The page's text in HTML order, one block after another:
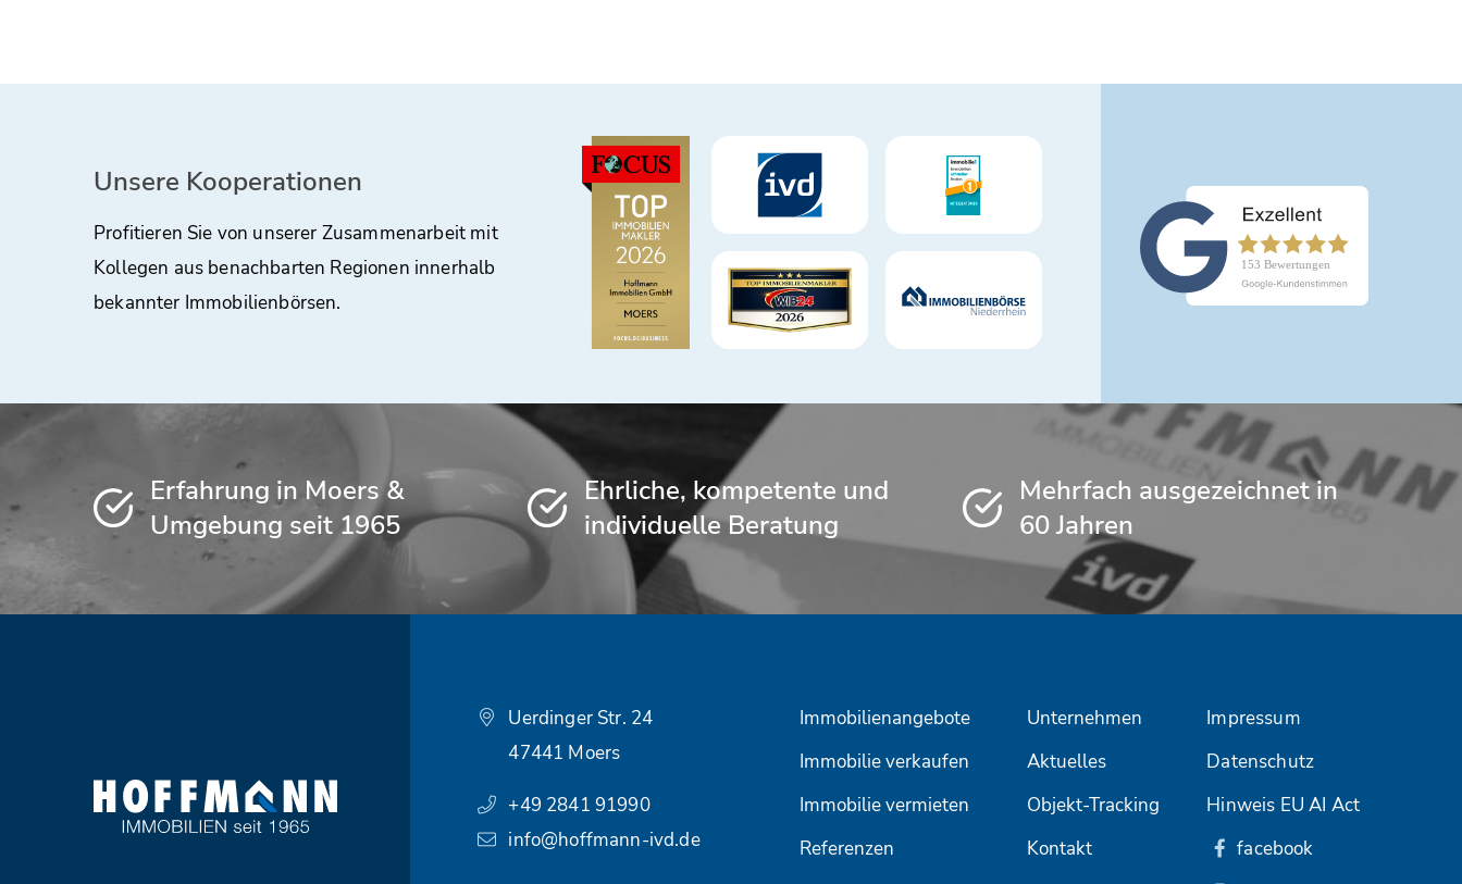
Unsere Kooperationen
Profitieren Sie von unserer Zusammenarbeit mit
Kollegen aus benachbarten Regionen innerhalb
bekannter Immobilienbörsen.
Erfahrung in Moers &
Umgebung seit 1965
Ehrliche, kompetente und
individuelle Beratung
Mehrfach ausgezeichnet in
60 Jahren
Uerdinger Str. 24
47441 Moers
+49 2841 91990
info@hoffmann-ivd.de
Immobilienangebote
Unternehmen
Immobilie verkaufen
Aktuelles
Immobilie vermieten
Objekt-Tracking
Referenzen
Kontakt
Impressum
Datenschutz
Hinweis EU AI Act
facebook